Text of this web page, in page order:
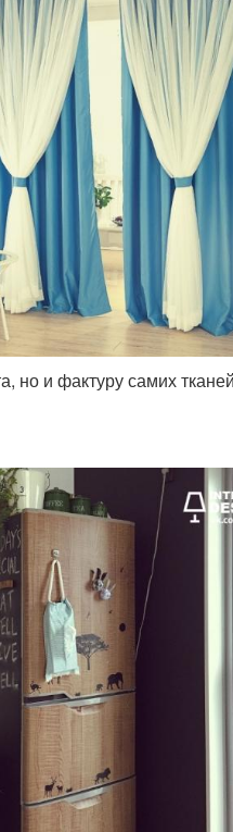
но и фактуру самих